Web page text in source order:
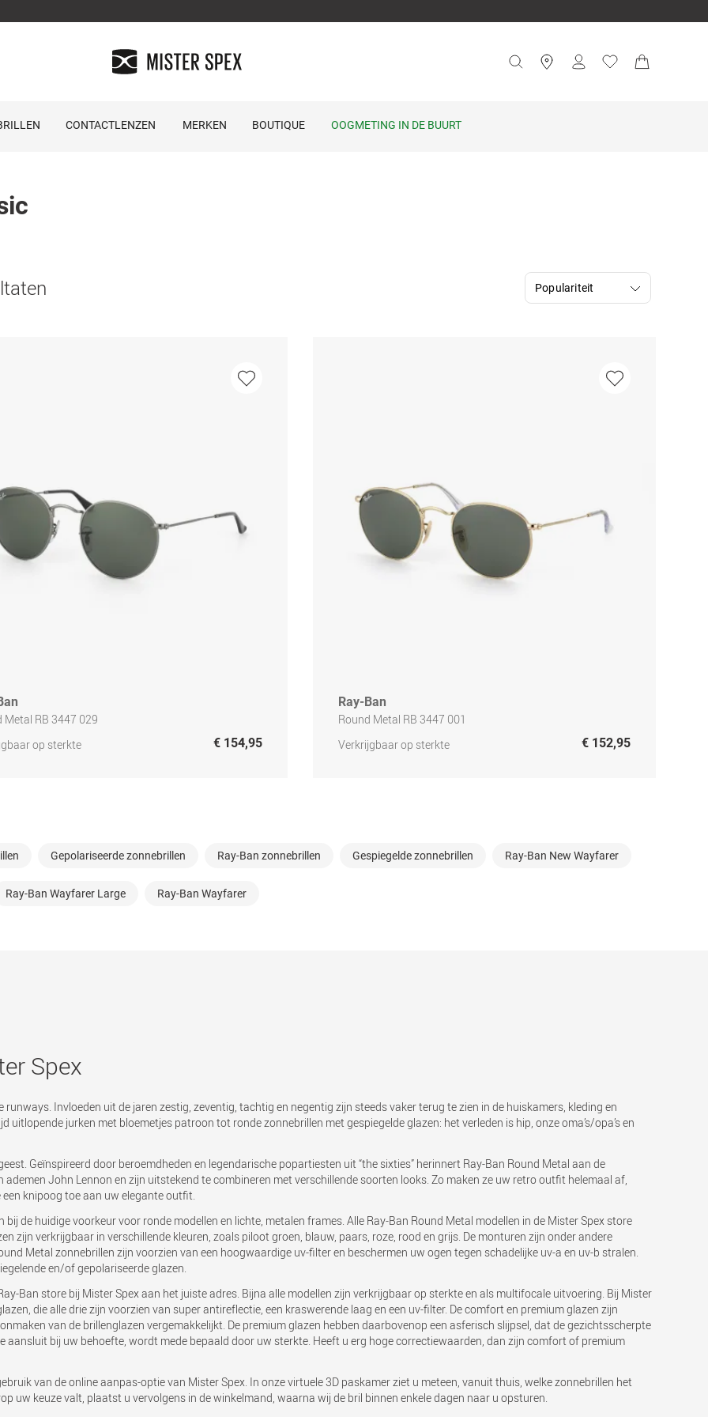
CONTACTLENZEN MERKEN BOUTIQUE OOGMETING IN DE BUURT
Metal RB 3447 029
op sterkte
€ 154,95
Ray-Ban
Round Metal RB 3447 001
Verkrijgbaar op sterkte
€ 152,95
Gepolariseerde zonnebrillen Ray-Ban zonnebrillen Gespiegelde zonnebrillen Ray-Ban New Wayfarer
Ray-Ban Wayfarer Large Ray-Ban Wayfarer
Spex
Invloeden uit de jaren zestig, zeventig, tachtig en negentig zijn steeds vaker terug te zien in de huiskamers, kleding en
jurken met bloemetjes patroon tot ronde zonnebrillen met gespiegelde glazen: het verleden is hip, onze oma’s/opa’s en
Geïnspireerd door beroemdheden en legendarische popartiesten uit “the sixties” herinnert Ray-Ban Round Metal aan de
John Lennon en zijn uitstekend te combineren met verschillende soorten looks. Zo maken ze uw retro outfit helemaal af,
knipoog toe aan uw elegante outfit.
de huidige voorkeur voor ronde modellen en lichte, metalen frames. Alle Ray-Ban Round Metal modellen in de Mister Spex store
zijn verkrijgbaar in verschillende kleuren, zoals piloot groen, blauw, paars, roze, rood en grijs. De monturen zijn onder andere
Metal zonnebrillen zijn voorzien van een hoogwaardige uv-filter en beschermen uw ogen tegen schadelijke uv-a en uv-b stralen.
en/of gepolariseerde glazen.
Ban store bij Mister Spex aan het juiste adres. Bijna alle modellen zijn verkrijgbaar op sterkte en als multifocale uitvoering. Bij Mister
die alle drie zijn voorzien van super antireflectie, een kraswerende laag en een uv-filter. De comfort en premium glazen zijn
van de brillenglazen vergemakkelijkt. De premium glazen hebben daarbovenop een asferisch slijpsel, dat de gezichtsscherpte
aansluit bij uw behoefte, wordt mede bepaald door uw sterkte. Heeft u erg hoge correctiewaarden, dan zijn comfort of premium
van de online aanpas-optie van Mister Spex. In onze virtuele 3D paskamer ziet u meteen, vanuit thuis, welke zonnebrillen het
uw keuze valt, plaatst u vervolgens in de winkelmand, waarna wij de bril binnen enkele dagen naar u opsturen.